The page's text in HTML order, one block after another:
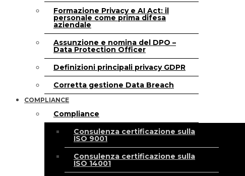
Formazione Privacy e AI Act: il
personale come prima difesa
aziendale
Assunzione e nomina del DPO –
Data Protection Officer
Definizioni principali privacy GDPR
Corretta gestione Data Breach
COMPLIANCE
Compliance
Consulenza certificazione sulla
ISO 9001
Consulenza certificazione sulla
ISO 14001